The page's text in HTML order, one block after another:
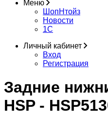
Меню
ШопНтойз
Новости
1C
Личный кабинет
Вход
Регистрация
Задние
HSP -